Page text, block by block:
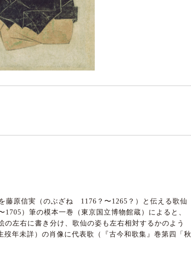
藤原信実（のぶざね 1176？〜1265？）と伝える歌仙
）筆の模本一巻（東京国立博物館蔵）によると、
左右に書き分け、歌仙の姿も左右相対するかのよう
年未詳）の肖像に代表歌（『古今和歌集』巻第四「秋